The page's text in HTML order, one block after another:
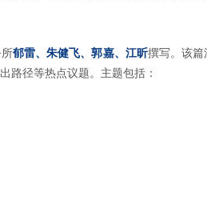
郁雷、朱健飞、郭嘉、江昕撰写。该篇
路径等热点议题。主题包括：